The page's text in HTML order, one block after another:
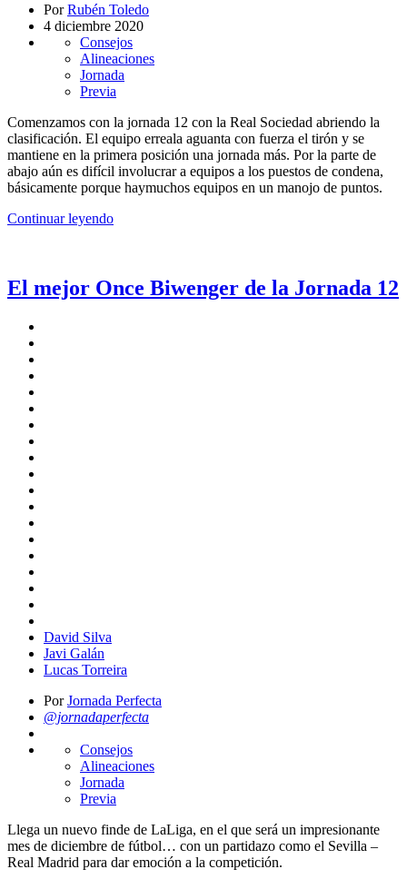
PorRubén Toledo
4 diciembre 2020
Consejos
Alineaciones
Jornada
Previa
Comenzamos con la jornada 12 con la Real Sociedad abriendo la
clasificación. El equipo erreala aguanta con fuerza el tirón y se
mantiene en la primera posición una jornada más. Por la parte de
abajo aún es difícil involucrar a equipos a los puestos de condena,
básicamente porque haymuchos equipos en un manojo de puntos.
Continuar leyendo
El mejor Once Biwenger de la Jornada 12
David Silva
Javi Galán
Lucas Torreira
PorJornada Perfecta
@jornadaperfecta
Consejos
Alineaciones
Jornada
Previa
Llega un nuevo finde de LaLiga, en el que será un impresionante
mes de diciembre de fútbol… con un partidazo como el Sevilla –
Real Madrid para dar emoción a la competición.